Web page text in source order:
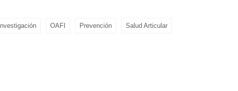
Investigación OAFI Prevención Salud Articular